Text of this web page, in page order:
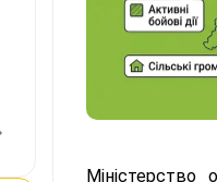
Міністерство